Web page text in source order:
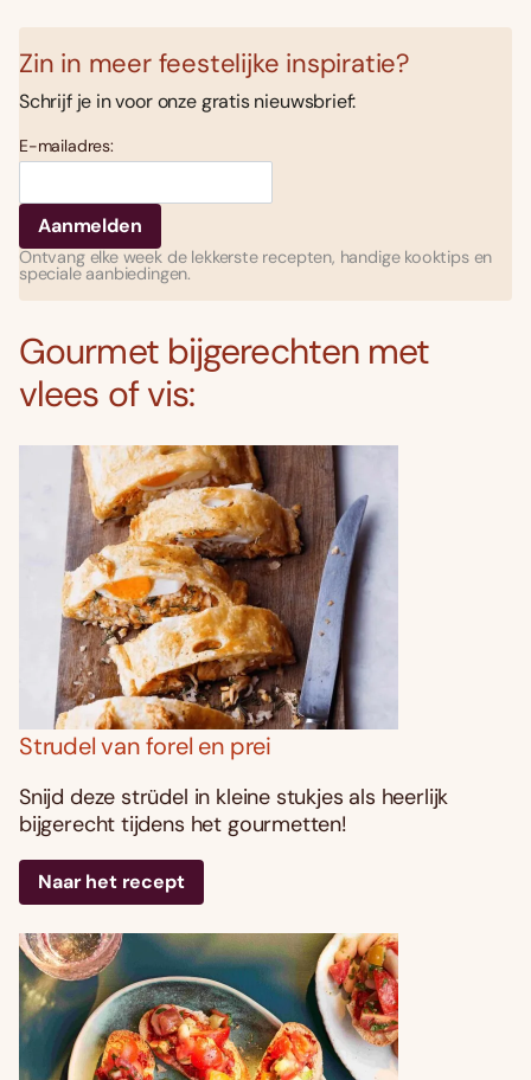
Zin in meer feestelijke inspiratie?
Schrijf je in voor onze gratis nieuwsbrief:
E-mailadres:
Ontvang elke week de lekkerste recepten, handige kooktips en
speciale aanbiedingen.
Gourmet bijgerechten met
vlees of vis:
Strudel van forel en prei
Snijd deze strüdel in kleine stukjes als heerlijk
bijgerecht tijdens het gourmetten!
Naar het recept